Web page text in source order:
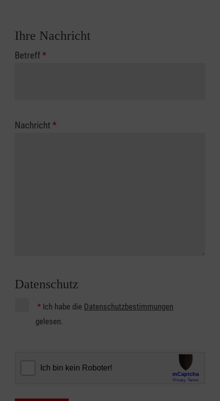
Ihre Nachricht
Betreff*
Nachricht *
Datenschutz
* Ich habe die Datenschutzbestimmungen
gelesen.